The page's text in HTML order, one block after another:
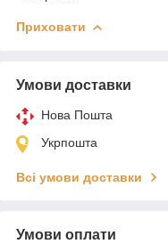
Приховати
Умови доставки
Нова Пошта
Укрпошта
Всі умови доставки
Умови оплати